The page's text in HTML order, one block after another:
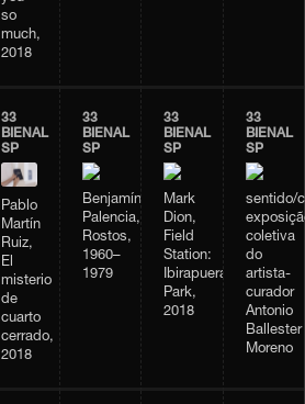
so
much,
2018
33
BIENAL
SP
Pablo
Martín
Ruiz,
El
misterio
de
cuarto
cerrado,
2018
33
BIENAL
SP
Benjamín
Palencia,
Rostos,
1960–
1979
33
BIENAL
SP
Mark
Dion,
Field
Station:
Ibirapuera
Park,
2018
33
BIENAL
SP
sentido/
coletiva
do
artista-
curador
Antonio
Ballester
Moreno